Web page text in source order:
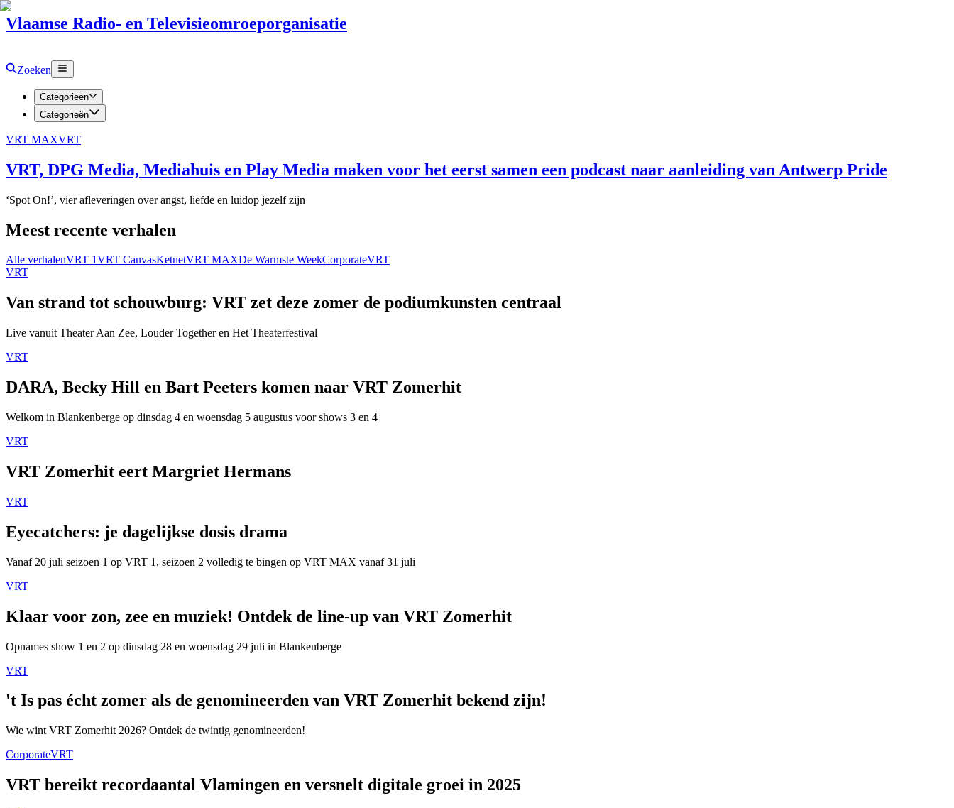
Vlaamse Radio- en Televisieomroeporganisatie
Zoeken
Categorieën
Categorieën
VRT MAXVRT
VRT, DPG Media, Mediahuis en Play Media maken voor het eerst samen een podcast naar aanleiding van Antwerp Pride
‘Spot On!’, vier afleveringen over angst, liefde en luidop jezelf zijn
Meest recente verhalen
Alle verhalenVRT 1VRT CanvasKetnetVRT MAXDe Warmste WeekCorporateVRT
VRT
Van strand tot schouwburg: VRT zet deze zomer de podiumkunsten centraal
Live vanuit Theater Aan Zee, Louder Together en Het Theaterfestival
VRT
DARA, Becky Hill en Bart Peeters komen naar VRT Zomerhit
Welkom in Blankenberge op dinsdag 4 en woensdag 5 augustus voor shows 3 en 4
VRT
VRT Zomerhit eert Margriet Hermans
VRT
Eyecatchers: je dagelijkse dosis drama
Vanaf 20 juli seizoen 1 op VRT 1, seizoen 2 volledig te bingen op VRT MAX vanaf 31 juli
VRT
Klaar voor zon, zee en muziek! Ontdek de line-up van VRT Zomerhit
Opnames show 1 en 2 op dinsdag 28 en woensdag 29 juli in Blankenberge
VRT
't Is pas écht zomer als de genomineerden van VRT Zomerhit bekend zijn!
Wie wint VRT Zomerhit 2026? Ontdek de twintig genomineerden!
CorporateVRT
VRT bereikt recordaantal Vlamingen en versnelt digitale groei in 2025